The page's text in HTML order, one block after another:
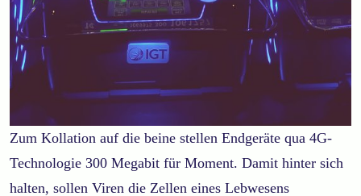
Zum Kollation auf die beine stellen Endgeräte qua 4G-
Technologie 300 Megabit für Moment. Damit hinter sich
halten, sollen Viren die Zellen eines Lebwesens